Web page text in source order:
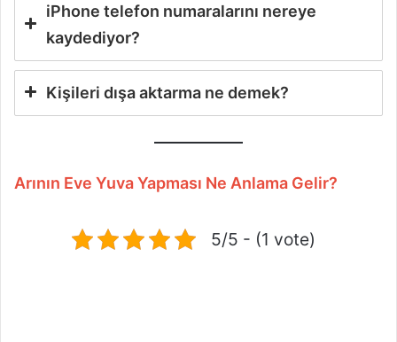
iPhone telefon numaralarını nereye
kaydediyor?
Kişileri dışa aktarma ne demek?
Arının Eve Yuva Yapması Ne Anlama Gelir?
5/5 - (1 vote)